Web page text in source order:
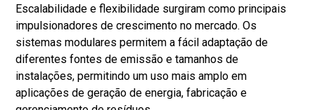
Escalabilidade e flexibilidade surgiram como principais
impulsionadores de crescimento no mercado. Os
sistemas modulares permitem a fácil adaptação de
diferentes fontes de emissão e tamanhos de
instalações, permitindo um uso mais amplo em
aplicações de geração de energia, fabricação e